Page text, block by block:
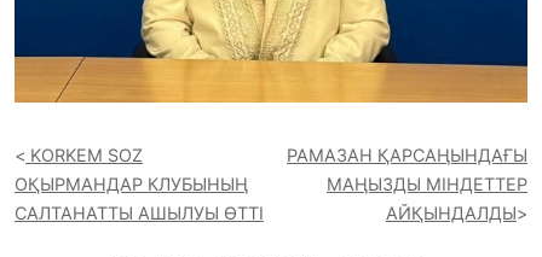
KORKEM SOZ
ОҚЫРМАНДАР КЛУБЫНЫҢ
САЛТАНАТТЫ АШЫЛУЫ ӨТТІ
РАМАЗАН ҚАРСАҢЫНДАҒЫ
МАҢЫЗДЫ МІНДЕТТЕР
АЙҚЫНДАЛДЫ